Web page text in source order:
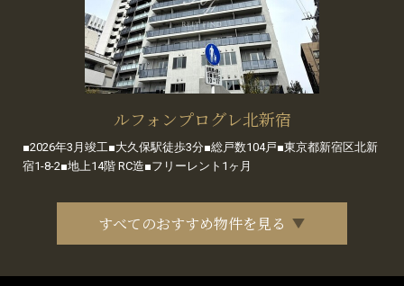
ルフォンプログレ北新宿
■2026年3月竣工■大久保駅徒歩3分■総戸数104戸■東京都新宿区北新
宿1-8-2■地上14階 RC造■フリーレント1ヶ月
すべてのおすすめ物件を見る